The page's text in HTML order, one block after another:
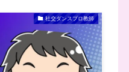
社交ダンスプロ教師